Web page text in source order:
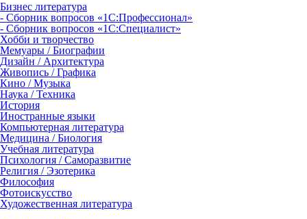
Бизнес литература
- Сборник вопросов «1С:Профессионал»
- Сборник вопросов «1С:Специалист»
Хобби и творчество
Мемуары / Биографии
Дизайн / Архитектура
Живопись / Графика
Кино / Музыка
Наука / Техника
История
Иностранные языки
Компьютерная литература
Медицина / Биология
Учебная литература
Психология / Саморазвитие
Религия / Эзотерика
Философия
Фотоискусство
Художественная литература